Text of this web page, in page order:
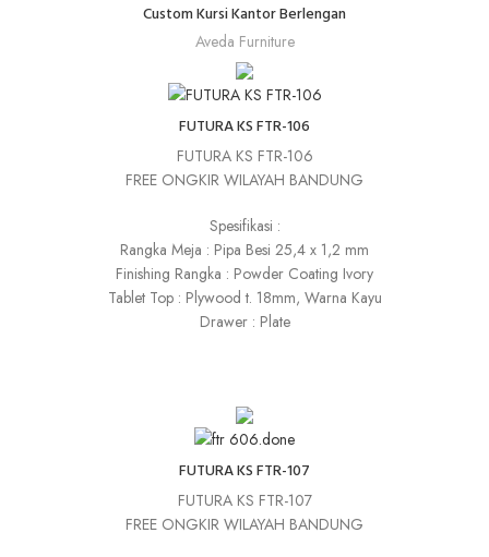
Custom Kursi Kantor Berlengan
Aveda Furniture
FUTURA KS FTR-106
FUTURA KS FTR-106
FREE ONGKIR WILAYAH BANDUNG
Spesifikasi :
Rangka Meja : Pipa Besi 25,4 x 1,2 mm
Finishing Rangka : Powder Coating Ivory
Tablet Top : Plywood t. 18mm, Warna Kayu
Drawer : Plate
FUTURA KS FTR-107
FUTURA KS FTR-107
FREE ONGKIR WILAYAH BANDUNG